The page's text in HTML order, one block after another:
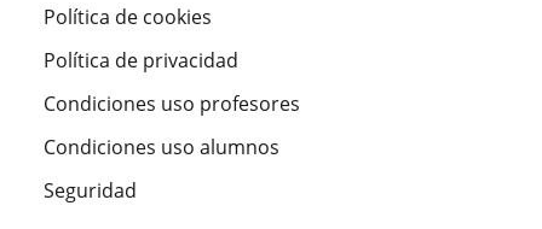
Política de cookies
Política de privacidad
Condiciones uso profesores
Condiciones uso alumnos
Seguridad